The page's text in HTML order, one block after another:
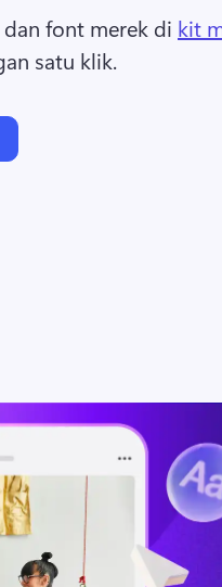
font merek di kit
satu klik.